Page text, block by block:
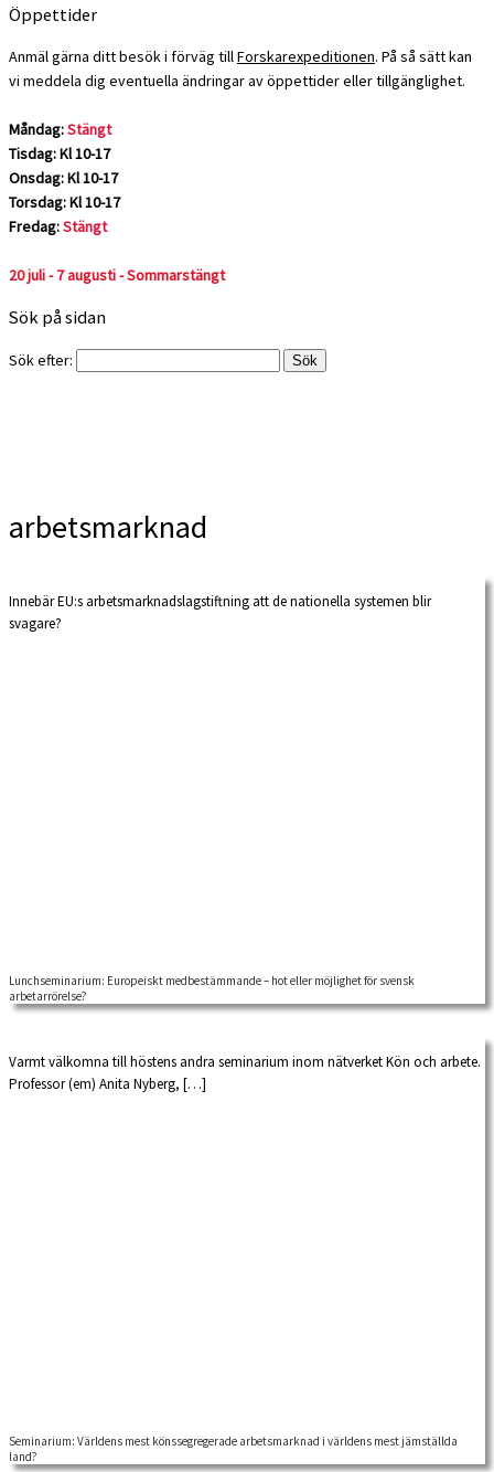
Öppettider
Anmäl gärna ditt besök i förväg tillForskarexpeditionen. På så sätt kan
vi meddela dig eventuella ändringar av öppettider eller tillgänglighet.
Måndag:Stängt
Tisdag: Kl 10-17
Onsdag: Kl 10-17
Torsdag: Kl 10-17
Fredag:Stängt
20 juli - 7 augusti - Sommarstängt
Sök på sidan
Sök efter:
arbetsmarknad
Innebär EU:s arbetsmarknadslagstiftning att de nationella systemen blir
svagare?
Lunchseminarium: Europeiskt medbestämmande – hot eller möjlighet för svensk
arbetarrörelse?
Varmt välkomna till höstens andra seminarium inom nätverket Kön och arbete.
Professor (em) Anita Nyberg, […]
Seminarium: Världens mest könssegregerade arbetsmarknad i världens mest jämställda
land?